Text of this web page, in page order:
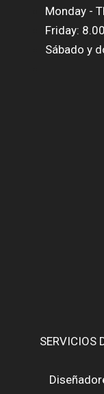
Monday -
Friday:
Sábado y
SERVICIOS